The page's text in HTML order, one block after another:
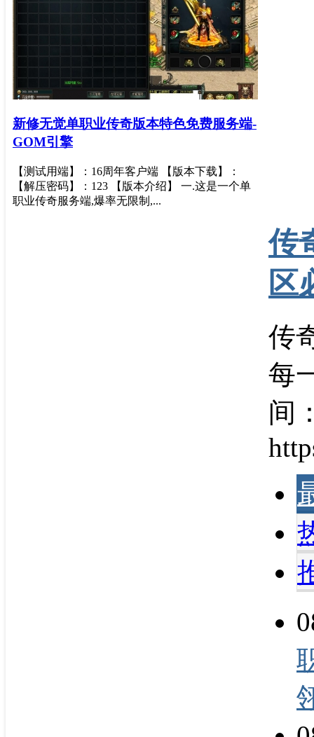
新修无觉单职业传奇版本特色免费服务端-
GOM引擎
【测试用端】：16周年客户端 【版本下载】：
【解压密码】：123 【版本介绍】 一.这是一个单
职业传奇服务端,爆率无限制,...
传
区
传
每
间